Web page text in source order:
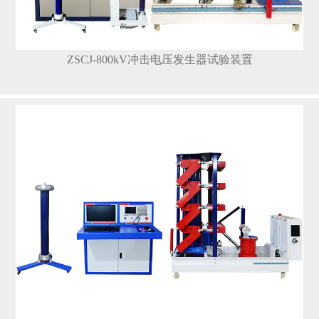
ZSCJ-800kV冲击电压发生器试验装置